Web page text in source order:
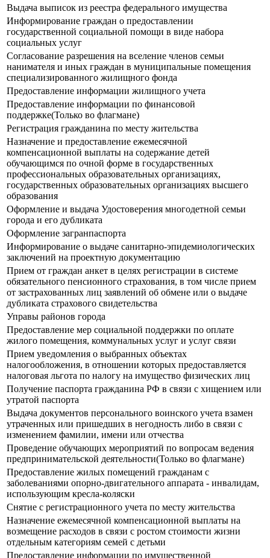
Выдача выписок из реестра федерального имущества
Информирование граждан о предоставлении
государственной социальной помощи в виде набора
социальных услуг
Согласование разрешения на вселение членов семьи
нанимателя и иных граждан в муниципальные помещения
специализированного жилищного фонда
Предоставление информации жилищного учета
Предоставление информации по финансовой
поддержке(Только во флагмане)
Регистрация гражданина по месту жительства
Назначение и предоставление ежемесячной
компенсационной выплаты на содержание детей
обучающимся по очной форме в государственных
профессиональных образовательных организациях,
государственных образовательных организациях высшего
образования
Оформление и выдача Удостоверения многодетной семьи
города и его дубликата
Оформление загранпаспорта
Информирование о выдаче санитарно-эпидемиологических
заключений на проектную документацию
Прием от граждан анкет в целях регистрации в системе
обязательного пенсионного страхования, в том числе прием
от застрахованных лиц заявлений об обмене или о выдаче
дубликата страхового свидетельства
Управы районов города
Предоставление мер социальной поддержки по оплате
жилого помещения, коммунальных услуг и услуг связи
Прием уведомления о выбранных объектах
налогообложения, в отношении которых предоставляется
налоговая льгота по налогу на имущество физических лиц
Получение паспорта гражданина РФ в связи с хищением или
утратой паспорта
Выдача документов персонального воинского учета взамен
утраченных или пришедших в негодность либо в связи с
изменением фамилии, имени или отчества
Проведение обучающих мероприятий по вопросам ведения
предпринимательской деятельности(Только во флагмане)
Предоставление жилых помещений гражданам с
заболеваниями опорно-двигательного аппарата - инвалидам,
использующим кресла-коляски
Снятие с регистрационного учета по месту жительства
Назначение ежемесячной компенсационной выплаты на
возмещение расходов в связи с ростом стоимости жизни
отдельным категориям семей с детьми
Предоставление информации по имущественной